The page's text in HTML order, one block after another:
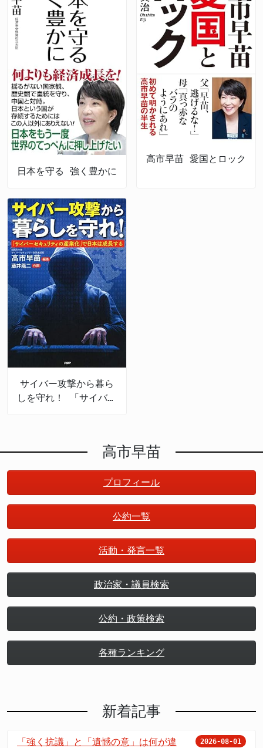
日本を守る 強く豊かに
高市早苗 愛国とロック
サイバー攻撃から暮ら
しを守れ！ 「サイバー
高市早苗
プロフィール
公約一覧
活動・発言一覧
政治家・議員検索
公約・政策検索
各種ランキング
新着記事
「強く抗議」と「遺憾の意」は何が違 2026-08-01